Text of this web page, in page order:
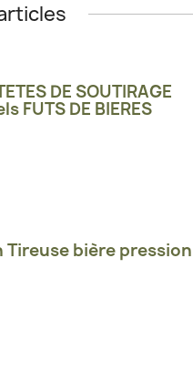
DE SOUTIRAGE
FUTS DE BIERES
Tireuse bière pression